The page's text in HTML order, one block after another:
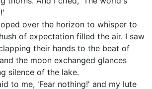
over the horizon to whisper to
of expectation filled the air. I saw
their hands to the beat of
the moon exchanged glances
silence of the lake.
me, 'Fear nothing!' and my lute